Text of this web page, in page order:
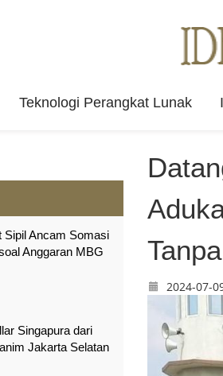
Teknologi Perangkat Lunak
Sipil Ancam Somasi
Anggaran MBG
Singapura dari
Jakarta Selatan
2024-07-